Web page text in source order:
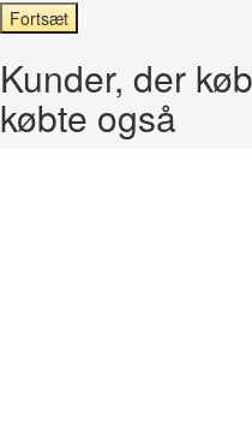
Fortsæt
Kunder, der
købte også